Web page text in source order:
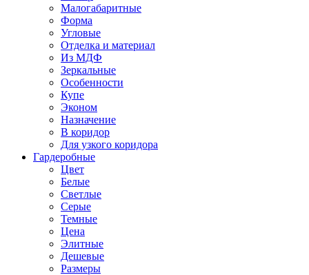
Малогабаритные
Форма
Угловые
Отделка и материал
Из МДФ
Зеркальные
Особенности
Купе
Эконом
Назначение
В коридор
Для узкого коридора
Гардеробные
Цвет
Белые
Светлые
Серые
Темные
Цена
Элитные
Дешевые
Размеры